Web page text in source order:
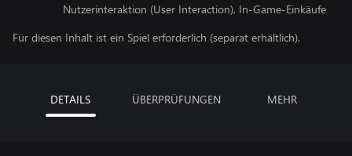
Nutzerinteraktion (User Interaction), In-Game-Einkäufe
Für diesen Inhalt ist ein Spiel erforderlich (separat erhältlich).
DETAILS ÜBERPRÜFUNGEN MEHR